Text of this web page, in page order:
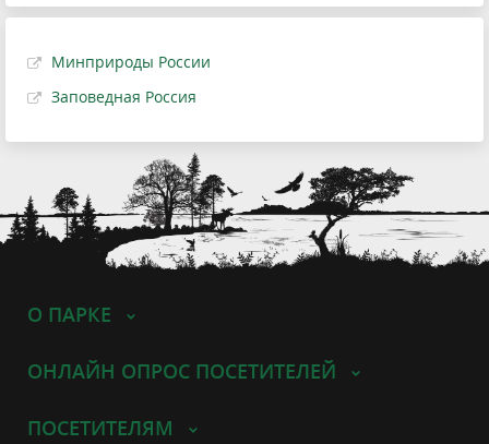
Минприроды России
Заповедная Россия
О ПАРКЕ
ОНЛАЙН ОПРОС ПОСЕТИТЕЛЕЙ
ПОСЕТИТЕЛЯМ